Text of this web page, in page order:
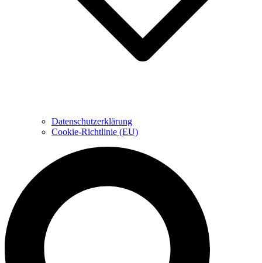
Datenschutzerklärung
Cookie-Richtlinie (EU)